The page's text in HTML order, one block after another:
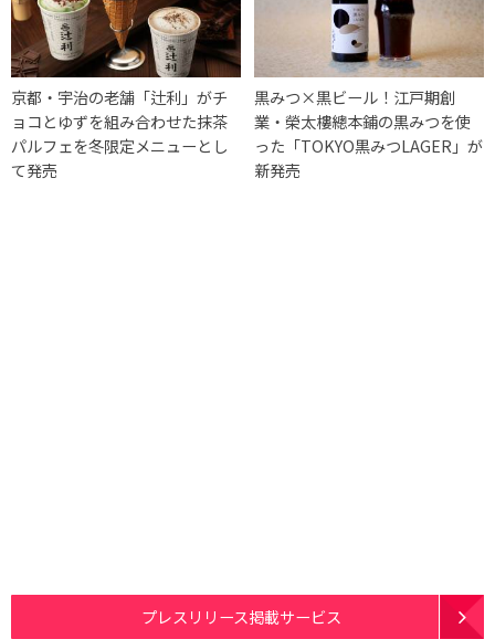
京都・宇治の老舗「辻利」がチ
ョコとゆずを組み合わせた抹茶
パルフェを冬限定メニューとし
て発売
黒みつ×黒ビール！江戸期創
業・榮太樓總本鋪の黒みつを使
った「TOKYO黒みつLAGER」が
新発売
プレスリリース掲載サービス